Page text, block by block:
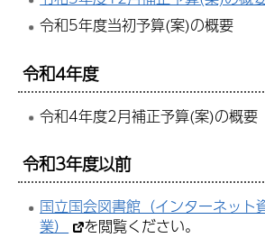
令和5年度当初予算(案)の概要
令和4年度
令和4年度2月補正予算(案)の概要
令和3年度以前
国立国会図書館（インターネット
業）
を閲覧ください。